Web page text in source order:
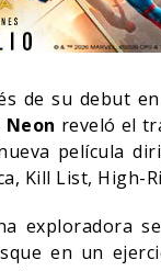
de su debut
Neon reveló el
película
Kill List, High-
exploradora
en un